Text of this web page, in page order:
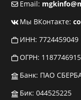
Email:
Мы ВКонтакте:
ИНН: 7724459049
ОГРН:
Банк: ПАО
Бик: 044525225